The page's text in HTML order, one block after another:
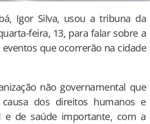
Igor Silva, usou a tribuna da
feira, 13, para falar sobre a
eventos que ocorrerão na cidade
não governamental que
dos direitos humanos e
e de saúde importante, com a